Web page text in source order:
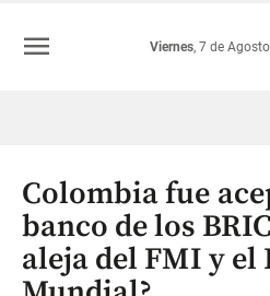
Colombia
Viernes, 7 de
menu
Colombia fue
banco de los
aleja del FMI y el